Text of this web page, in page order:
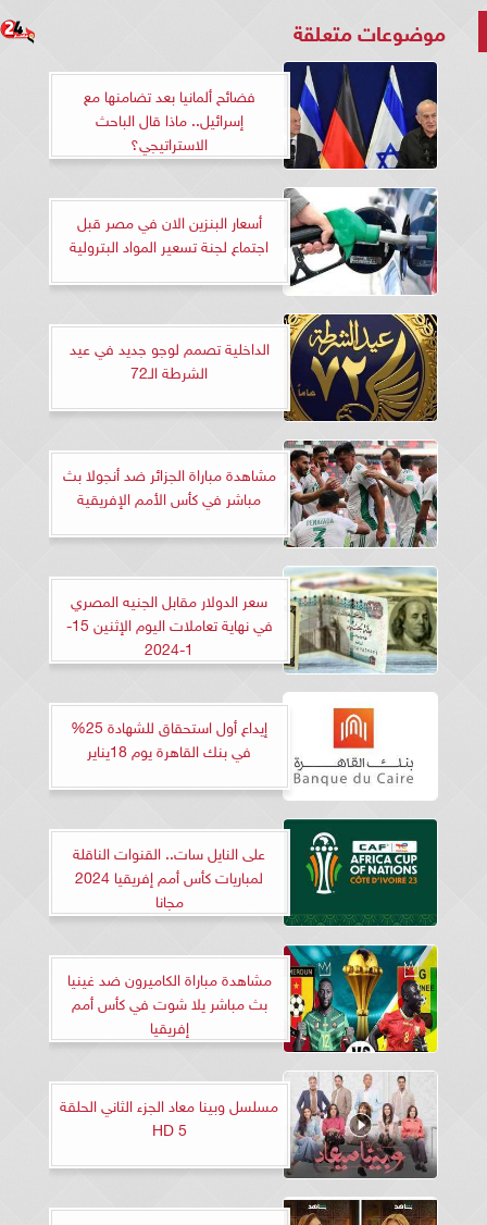
موضوعات متعلقة
فضائح ألمانيا بعد تضامنها مع
إسرائيل.. ماذا قال الباحث
الاستراتيجي؟
أسعار البنزين الان في مصر قبل
اجتماع لجنة تسعير المواد البترولية
الداخلية تصمم لوجو جديد في عيد
الشرطة الـ72
مشاهدة مباراة الجزائر ضد أنجولا بث
مباشر في كأس الأمم الإفريقية
سعر الدولار مقابل الجنيه المصري
في نهاية تعاملات اليوم الإثنين 15-
1-2024
إيداع أول استحقاق للشهادة 25%
في بنك القاهرة يوم 18يناير
على النايل سات.. القنوات الناقلة
لمباريات كأس أمم إفريقيا 2024
مجانا
مشاهدة مباراة الكاميرون ضد غينيا
بث مباشر يلا شوت في كأس أمم
إفريقيا
مسلسل وبينا معاد الجزء الثاني الحلقة
5 HD